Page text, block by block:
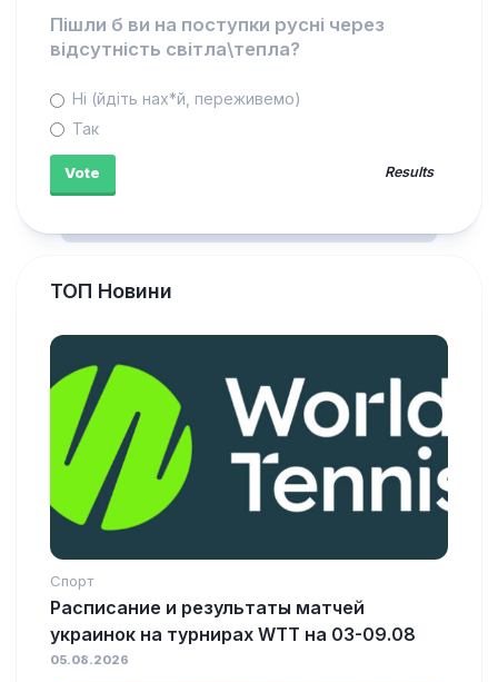
Пішли б ви на поступки русні через
відсутність світла\тепла?
Ні (йдіть нах*й, переживемо)
Так
Results
ТОП Новини
Спорт
Расписание и результаты матчей
украинок на турнирах WTT на 03-09.08
05.08.2026